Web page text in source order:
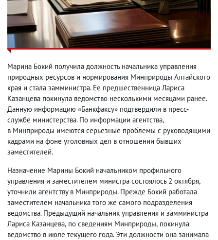
Марина Бокий получила должность начальника управления
природных ресурсов и нормирования Минприроды Алтайского
края и стала замминистра. Ее предшественница Лариса
Казанцева покинула ведомство несколькими месяцами ранее.
Данную информацию «Банкфаксу» подтвердили в пресс-
службе министерства. По информации агентства,
в Минприроды имеются серьезные проблемы с руководящими
кадрами на фоне уголовных дел в отношении бывших
заместителей.
Назначение Марины Бокий начальником профильного
управления и заместителем министра состоялось 2 октября,
уточнили агентству в Минприроды. Прежде Бокий работала
заместителем начальника того же самого подразделения
ведомства. Предыдущий начальник управления и замминистра
Лариса Казанцева, по сведениям Минприроды, покинула
ведомство в июле текущего года. Эти должности она занимала